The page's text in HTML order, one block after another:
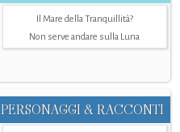
Il Mare della Tranquillità?
Non serve andare sulla Luna
PERSONAGGI & RACCONTI